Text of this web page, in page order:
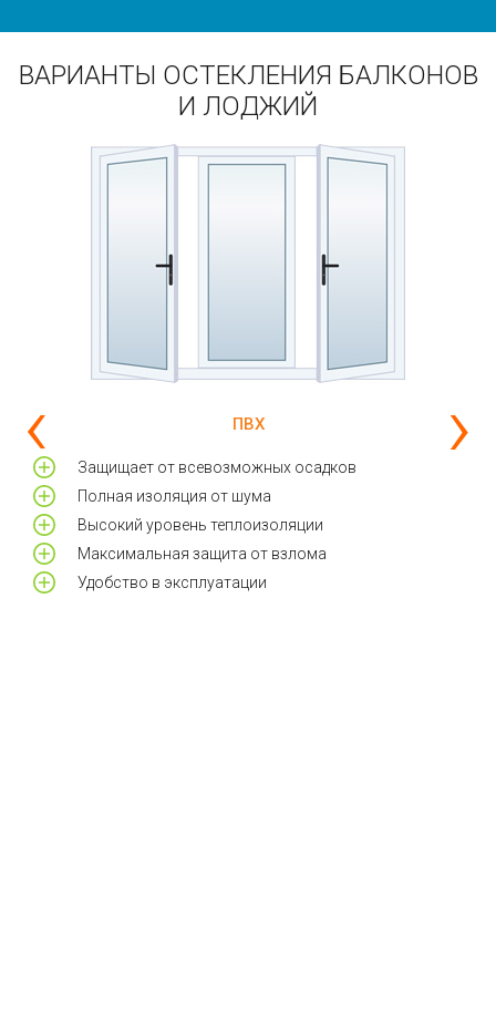
ВАРИАНТЫ ОСТЕКЛЕНИЯ БАЛКОНОВ
И ЛОДЖИЙ
ПВХ
Защищает от всевозможных осадков
Полная изоляция от шума
Высокий уровень теплоизоляции
Максимальная защита от взлома
Удобство в эксплуатации
‹ ›